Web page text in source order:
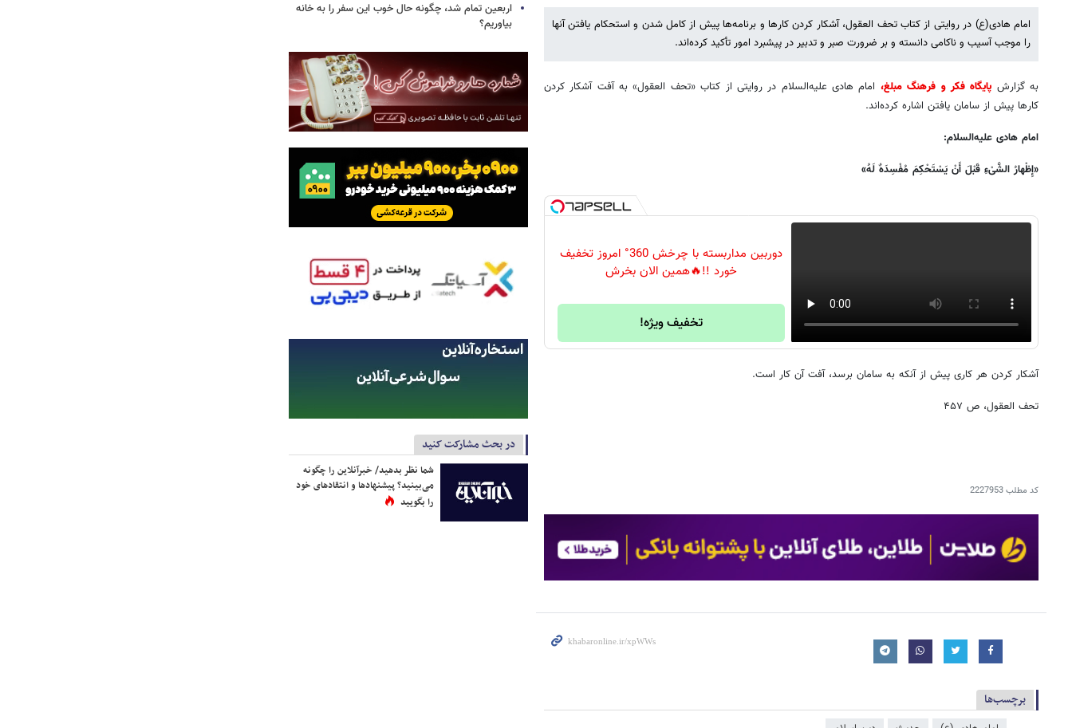
امام هادی(ع) در روایتی از کتاب تحف العقول، آشکار کردن کارها و برنامه‌ها پیش از کامل شدن و استحکام یافتن آنها
را موجب آسیب و ناکامی دانسته و بر ضرورت صبر و تدبیر در پیشبرد امور تأکید کرده‌اند.
به گزارش پایگاه فکر و فرهنگ مبلغ، امام هادی علیه‌السلام در روایتی از کتاب «تحف العقول» به آفت آشکار کردن
کارها پیش از سامان یافتن اشاره کرده‌اند.
امام هادی علیه‌السلام:
«إِظْهارُ الشَّیْءِ قَبْلَ أَنْ یَسْتَحْکِمَ مُفْسِدَهٌ لَهُ»
دوربین مداربسته با چرخش 360° امروز تخفیف
خورد !!🔥همین الان بخرش
تخفیف ویژه!
آشکار کردن هر کاری پیش از آنکه به سامان برسد، آفت آن کار است.
تحف العقول، ص ۴۵۷
کد مطلب2227953
برچسب‌ها
اربعین تمام شد، چگونه حال خوب این سفر را به خانه
بیاوریم؟
در بحث مشارکت کنید
شما نظر بدهید/ خبرآنلاین را چگونه
می‌بینید؟ پیشنهادها و انتقادهای خود
را بگویید